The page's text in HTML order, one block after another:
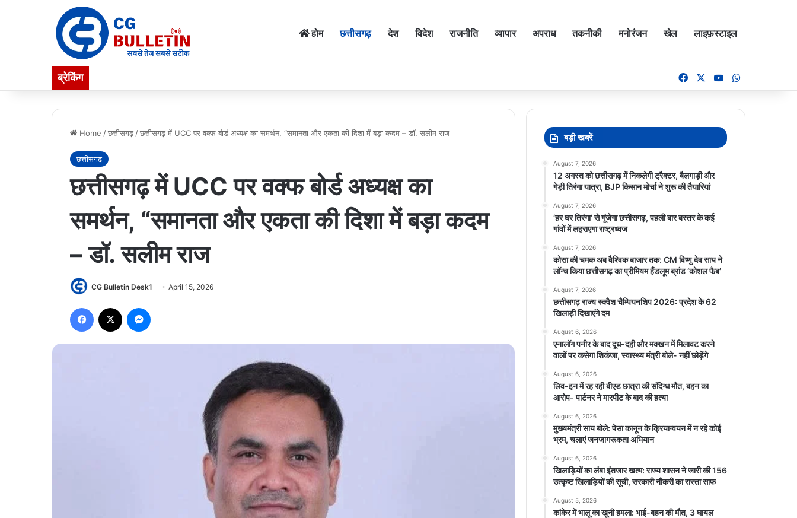
होम छत्तीसगढ़ देश विदेश राजनीति व्यापार अपराध तकनीकी मनोरंजन खेल लाइफ़स्टाइल
ब्रेकिंग FacebookYouTube
Home /छत्तीसगढ़ /छत्तीसगढ़ में UCC पर वक्फ बोर्ड अध्यक्ष का समर्थन, “समानता और एकता की दिशा में बड़ा कदम – डॉ. सलीम राज
छत्तीसगढ़
छत्तीसगढ़ में UCC पर वक्फ बोर्ड अध्यक्ष का
समर्थन, “समानता और एकता की दिशा में बड़ा कदम
– डॉ. सलीम राज
CG Bulletin Desk1 April 15, 2026
Facebook
बड़ी खबरें
August 7, 2026
12 अगस्त को छत्तीसगढ़ में निकलेगी ट्रैक्टर, बैलगाड़ी और
गेड़ी तिरंगा यात्रा, BJP किसान मोर्चा ने शुरू की तैयारियां
August 7, 2026
‘हर घर तिरंगा’ से गूंजेगा छत्तीसगढ़, पहली बार बस्तर के कई
गांवों में लहराएगा राष्ट्रध्वज
August 7, 2026
कोसा की चमक अब वैश्विक बाजार तक: CM विष्णु देव साय ने
लॉन्च किया छत्तीसगढ़ का प्रीमियम हैंडलूम ब्रांड ‘कोशल फैब’
August 7, 2026
छत्तीसगढ़ राज्य स्क्वैश चैम्पियनशिप 2026: प्रदेश के 62
खिलाड़ी दिखाएंगे दम
August 6, 2026
एनालॉग पनीर के बाद दूध-दही और मक्खन में मिलावट करने
वालों पर कसेगा शिकंजा, स्वास्थ्य मंत्री बोले- नहीं छोड़ेंगे
August 6, 2026
लिव-इन में रह रही बीएड छात्रा की संदिग्ध मौत, बहन का
आरोप- पार्टनर ने मारपीट के बाद की हत्या
August 6, 2026
मुख्यमंत्री साय बोले: पेसा कानून के क्रियान्वयन में न रहे कोई
भ्रम, चलाएं जनजागरूकता अभियान
August 6, 2026
खिलाड़ियों का लंबा इंतजार खत्म: राज्य शासन ने जारी की 156
उत्कृष्ट खिलाड़ियों की सूची, सरकारी नौकरी का रास्ता साफ
August 5, 2026
कांकेर में भालू का खूनी हमला: भाई-बहन की मौत, 3 घायल